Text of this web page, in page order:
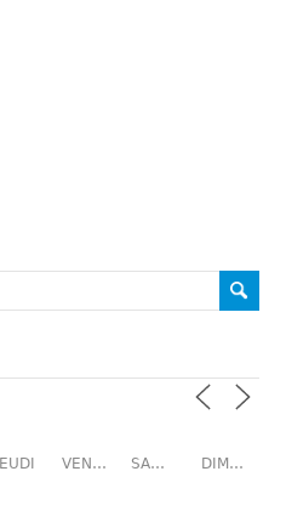
JEUDI VENDREDI SAMEDI DIMANCHE